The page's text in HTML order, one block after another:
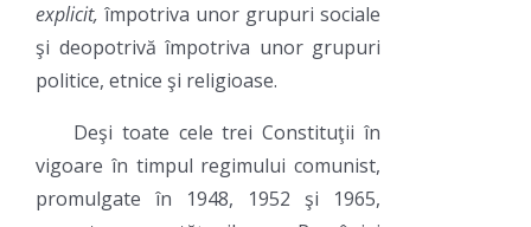
explicit, împotriva unor grupuri sociale
şi deopotrivă împotriva unor grupuri
politice, etnice şi religioase.
Deşi toate cele trei Constituţii în
vigoare în timpul regimului comunist,
promulgate în 1948, 1952 şi 1965,